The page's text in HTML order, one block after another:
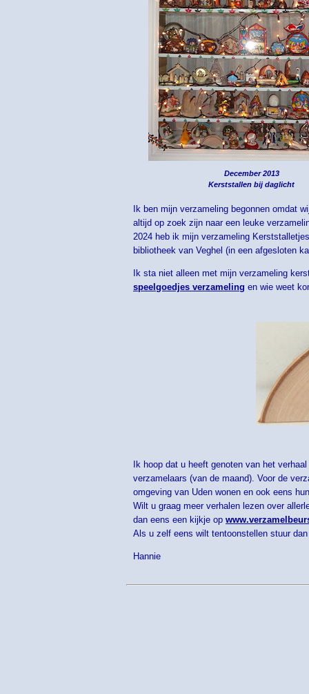
December 2013
Kerststallen bij daglicht
Ik ben mijn verzameling begonnen omdat
altijd op zoek zijn naar een leuke
2024 heb ik mijn verzameling
bibliotheek van Veghel (in een afgesloten
Ik sta niet alleen met mijn verzameling
speelgoedjes verzameling en wie weet
Ik hoop dat u heeft genoten van het
verzamelaars (van de maand). Voor de
omgeving van Uden wonen en ook eens
Wilt u graag meer verhalen lezen over
dan eens een kijkje op
Als u zelf eens wilt tentoonstellen stuur
Hannie